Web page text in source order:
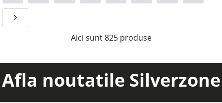
Aici sunt825produse
Afla noutatile Silverzone